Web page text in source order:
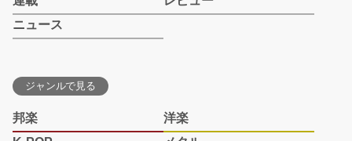
ニュース
ジャンルで見る
邦楽
洋楽